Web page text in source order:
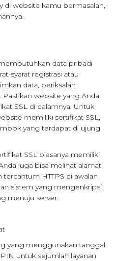
di website kamu bermasalah,
data pribadi
syarat registrasi atau
data, periksalah
website yang Anda
SSL di dalamnya. Untuk
memiliki sertifikat SSL,
yang terdapat di ujung
SSL biasanya memiliki
juga bisa melihat alamat
HTTPS di awalan
sistem yang mengenkripsi
menuju server.
yang menggunakan tanggal
untuk sejumlah layanan